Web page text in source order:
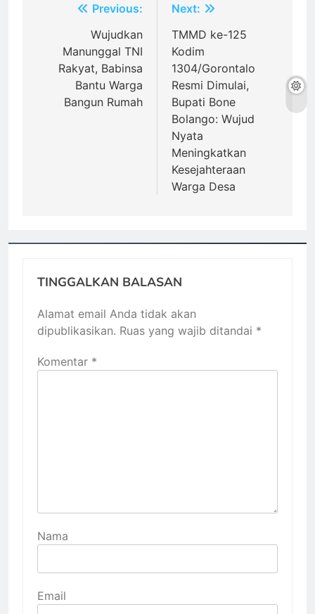
NavigasiPrevious:
Wujudkan
Manunggal TNI
Rakyat, Babinsa
Bantu Warga
Bangun Rumah
Next:
TMMD ke-125
Kodim
1304/Gorontalo
Resmi Dimulai,
Bupati Bone
Bolango: Wujud
Nyata
Meningkatkan
Kesejahteraan
Warga Desa
TINGGALKAN BALASAN
Alamat email Anda tidak akan
dipublikasikan. Ruas yang wajib ditandai *
Komentar *
Nama
Email